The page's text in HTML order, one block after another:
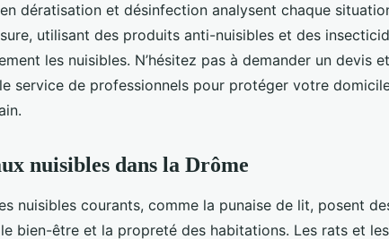
dératisation et désinfection analysent chaque
utilisant des produits anti-nuisibles et des
les nuisibles. N’hésitez pas à demander un devis
service de professionnels pour protéger votre
nuisibles dans la Drôme
nuisibles courants, comme la punaise de lit, posent
bien-être et la propreté des habitations. Les rats et